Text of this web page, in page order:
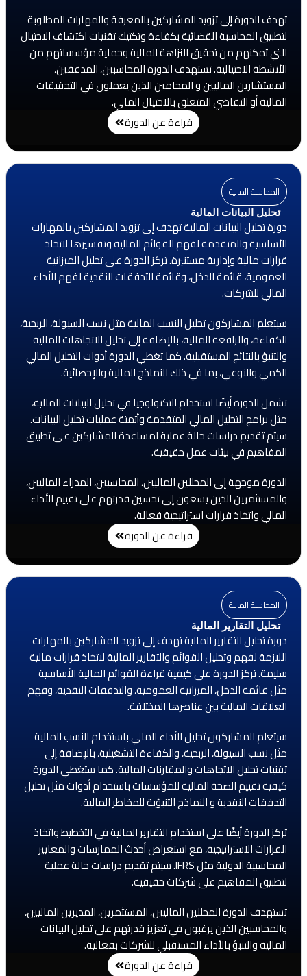
تهدف الدورة إلى تزويد المشاركين بالمعرفة والمهارات المطلوبة
لتطبيق المحاسبة القضائية بكفاءة وتكتيك تقنيات اكتشاف الاحتيال
التي تمكنهم من تحقيق النزاهة المالية وحماية مؤسساتهم من
الأنشطة الاحتيالية. تستهدف الدورة المحاسبين، المدققين،
المستشارين الماليين و المحامين الذين يعملون في التحقيقات
المالية أو التقاضي المتعلق بالاحتيال المالي.
قراءة عن الدورة
المحاسبة المالية
تحليل البيانات المالية
دورة تحليل البيانات المالية تهدف إلى تزويد المشاركين بالمهارات
الأساسية والمتقدمة لفهم القوائم المالية وتفسيرها لاتخاذ
قرارات مالية وإدارية مستنيرة. تركز الدورة على تحليل الميزانية
العمومية، قائمة الدخل، وقائمة التدفقات النقدية لفهم الأداء
المالي للشركات.
سيتعلم المشاركون تحليل النسب المالية مثل نسب السيولة، الربحية،
الكفاءة، والرافعة المالية، بالإضافة إلى تحليل الاتجاهات المالية
والتنبؤ بالنتائج المستقبلية. كما تغطي الدورة أدوات التحليل المالي
الكمي والنوعي، بما في ذلك النماذج المالية والإحصائية.
تشمل الدورة أيضًا استخدام التكنولوجيا في تحليل البيانات المالية،
مثل برامج التحليل المالي المتقدمة وأتمتة عمليات تحليل البيانات.
سيتم تقديم دراسات حالة عملية لمساعدة المشاركين على تطبيق
المفاهيم في بيئات عمل حقيقية.
الدورة موجهة إلى المحللين الماليين، المحاسبين، المدراء الماليين،
والمستثمرين الذين يسعون إلى تحسين قدرتهم على تقييم الأداء
المالي واتخاذ قرارات استراتيجية فعالة.
قراءة عن الدورة
المحاسبة المالية
تحليل التقارير المالية
دورة تحليل التقارير المالية تهدف إلى تزويد المشاركين بالمهارات
اللازمة لفهم وتحليل القوائم والتقارير المالية لاتخاذ قرارات مالية
سليمة. تركز الدورة على كيفية قراءة القوائم المالية الأساسية
مثل قائمة الدخل، الميزانية العمومية، والتدفقات النقدية، وفهم
العلاقات المالية بين عناصرها المختلفة.
سيتعلم المشاركون تحليل الأداء المالي باستخدام النسب المالية
مثل نسب السيولة، الربحية، والكفاءة التشغيلية، بالإضافة إلى
تقنيات تحليل الاتجاهات والمقارنات المالية. كما ستغطي الدورة
كيفية تقييم الصحة المالية للمؤسسات باستخدام أدوات مثل تحليل
التدفقات النقدية و النماذج التنبؤية للمخاطر المالية.
تركز الدورة أيضًا على استخدام التقارير المالية في التخطيط واتخاذ
القرارات الاستراتيجية، مع استعراض أحدث الممارسات والمعايير
المحاسبية الدولية مثل IFRS. سيتم تقديم دراسات حالة عملية
لتطبيق المفاهيم على شركات حقيقية.
تستهدف الدورة المحللين الماليين، المستثمرين، المديرين الماليين،
والمحاسبين الذين يرغبون في تعزيز قدرتهم على تحليل البيانات
المالية والتنبؤ بالأداء المستقبلي للشركات بفعالية.
قراءة عن الدورة